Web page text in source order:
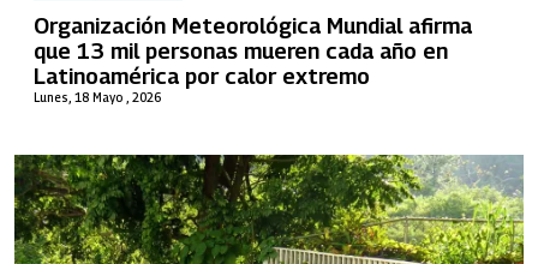
Lunes, 18 Mayo , 2026
Organización Meteorológica Mundial afirma
que 13 mil personas mueren cada año en
Latinoamérica por calor extremo